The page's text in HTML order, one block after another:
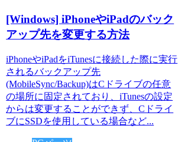
[Windows] iPhoneやiPadのバック
アップ先を変更する方法
iPhoneやiPadをiTunesに接続した際に実行
されるバックアップ先
(MobileSync/Backup)はCドライブの任意
の場所に固定されており、iTunesの設定
からは変更することができず、Cドライ
ブにSSDを使用している場合など...